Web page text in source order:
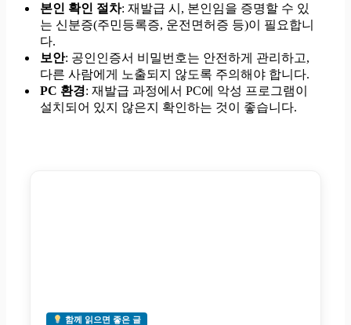
본인 확인 절차: 재발급 시, 본인임을 증명할 수 있
는 신분증(주민등록증, 운전면허증 등)이 필요합니
다.
보안: 공인인증서 비밀번호는 안전하게 관리하고,
다른 사람에게 노출되지 않도록 주의해야 합니다.
PC 환경: 재발급 과정에서 PC에 악성 프로그램이
설치되어 있지 않은지 확인하는 것이 좋습니다.
함께 읽으면 좋은 글